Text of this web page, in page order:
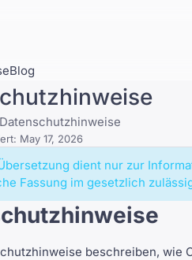
Blog
May 17, 2026
dient nur zur
Fassung im gesetzlich
beschreiben, wie